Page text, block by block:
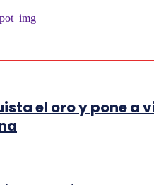
el oro y pone a